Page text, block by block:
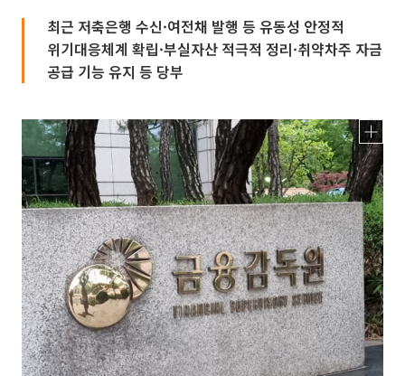
최근 저축은행 수신·여전채 발행 등 유동성 안정적
위기대응체계 확립·부실자산 적극적 정리·취약차주 자금
공급 기능 유지 등 당부